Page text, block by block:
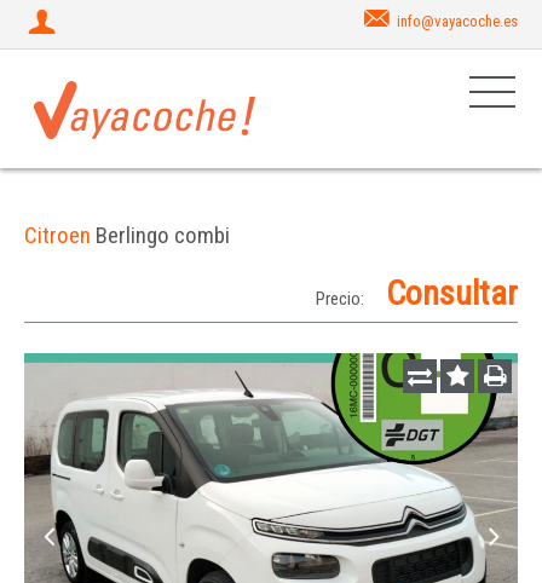
info@vayacoche.es
Citroen Berlingo combi
Precio: Consultar